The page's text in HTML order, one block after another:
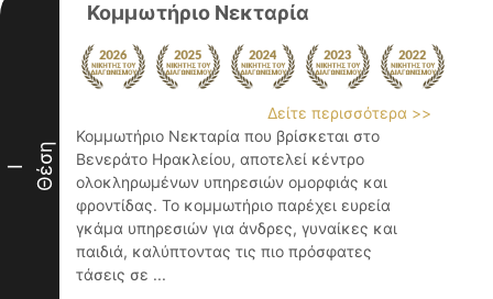
I Θέση
Κομμωτήριο Νεκταρία
Δείτε περισσότερα >>
Κομμωτήριο Νεκταρία που βρίσκεται στο
Βενεράτο Ηρακλείου, αποτελεί κέντρο
ολοκληρωμένων υπηρεσιών ομορφιάς και
φροντίδας. Το κομμωτήριο παρέχει ευρεία
γκάμα υπηρεσιών για άνδρες, γυναίκες και
παιδιά, καλύπτοντας τις πιο πρόσφατες
τάσεις σε ...